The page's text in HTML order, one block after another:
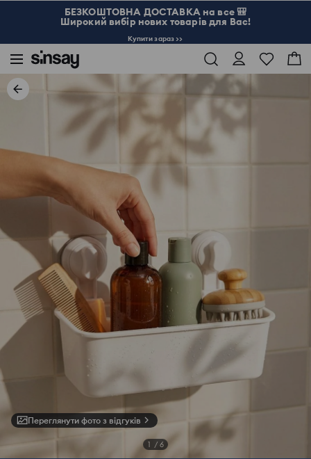
БЕЗКОШТОВНА ДОСТАВКА на все 🎒
Широкий вибір нових товарів для Вас!
Купити зараз >>
Переглянути фото з відгуків
1 / 6